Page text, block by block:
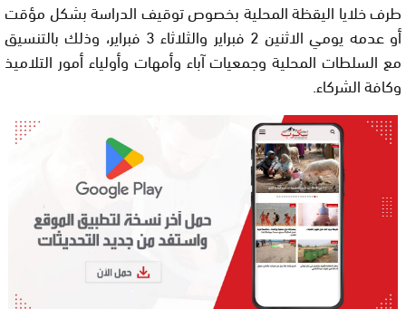
طرف خلايا اليقظة المحلية بخصوص توقيف الدراسة بشكل مؤقت
أو عدمه يومي الاثنين 2 فبراير والثلاثاء 3 فبراير، وذلك بالتنسيق
مع السلطات المحلية وجمعيات آباء وأمهات وأولياء أمور التلاميذ
وكافة الشركاء.